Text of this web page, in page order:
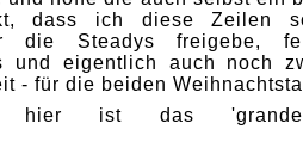
dass ich diese Zeilen
die Steadys freigebe,
und eigentlich auch noch
- für die beiden
hier ist das